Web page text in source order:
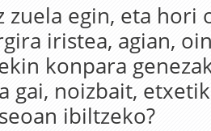
zuela egin, eta hori
iristea, agian,
konpara
gai, noizbait,
ibiltzeko?